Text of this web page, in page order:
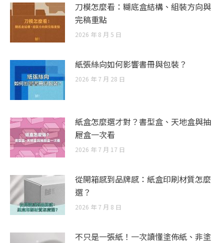
刀模怎麼看：糊底盒結構、組裝方向與
完稿重點
2026 年 8 月 5 日
紙張絲向如何影響書冊與包裝？
2026 年 7 月 28 日
紙盒怎麼選才對？書型盒、天地盒與抽
屜盒一次看
2026 年 7 月 17 日
從開箱感到品牌感：紙盒印刷材質怎麼
選？
2026 年 7 月 8 日
不只是一張紙！一次讀懂塗佈紙、非塗